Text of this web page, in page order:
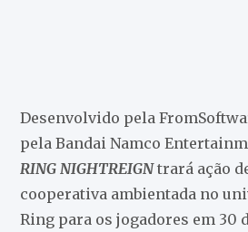
Desenvolvido pela
pela Bandai Namco
RING NIGHTREIGNtrará ação
cooperativa ambientada no
Ring para os jogadores em 30